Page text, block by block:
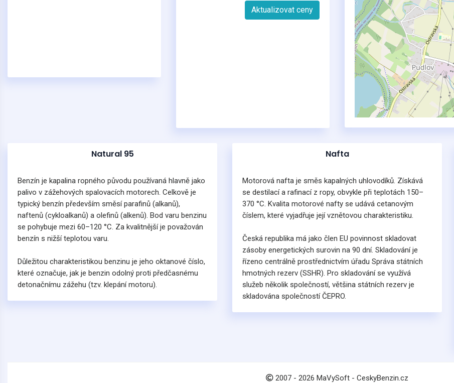
Aktualizovat ceny
Natural 95
Benzín je kapalina ropného původu používaná hlavně jako
palivo v zážehových spalovacích motorech. Celkově je
typický benzín především směsí parafinů (alkanů),
naftenů (cykloalkanů) a olefinů (alkenů). Bod varu benzinu
se pohybuje mezi 60–120 °C. Za kvalitnější je považován
benzín s nižší teplotou varu.
Důležitou charakteristikou benzinu je jeho oktanové číslo,
které označuje, jak je benzin odolný proti předčasnému
detonačnímu zážehu (tzv. klepání motoru).
Nafta
Motorová nafta je směs kapalných uhlovodíků. Získává
se destilací a rafinací z ropy, obvykle při teplotách 150–
370 °C. Kvalita motorové nafty se udává cetanovým
číslem, které vyjadřuje její vznětovou charakteristiku.
Česká republika má jako člen EU povinnost skladovat
zásoby energetických surovin na 90 dní. Skladování je
řízeno centrálně prostřednictvím úřadu Správa státních
hmotných rezerv (SSHR). Pro skladování se využívá
služeb několik společností, většina státních rezerv je
skladována společností ČEPRO.
2007 - 2026 MaVySoft - CeskyBenzin.cz